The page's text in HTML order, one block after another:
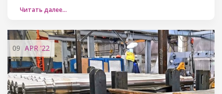
Читать далее…
09 APR '22